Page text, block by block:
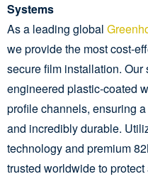
Systems
As a leading global
we provide the most cost-
secure film installation.
engineered plastic-coated
profile channels, ensuring
and incredibly durable.
technology and premium
trusted worldwide to